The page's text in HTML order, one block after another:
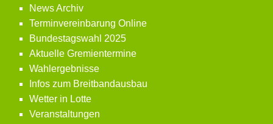
News Archiv
Terminvereinbarung Online
Bundestagswahl 2025
Aktuelle Gremientermine
Wahlergebnisse
Infos zum Breitbandausbau
Wetter in Lotte
Veranstaltungen